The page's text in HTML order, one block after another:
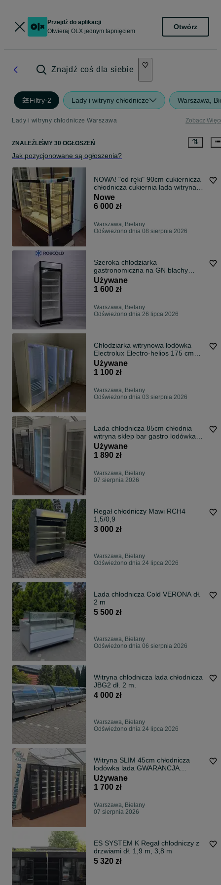
Przejdź do aplikacji
Otwieraj OLX jednym tapnięciem
Otwórz
Znajdź coś dla siebie
Filtry·2 Lady i witryny chłodnicze Warszawa,
Lady i witryny chłodnicze Warszawa Zobacz
ZNALEŹLIŚMY 30 OGŁOSZEŃ
Jak pozycjonowane są ogłoszenia?
NOWA! "od ręki" 90cm cukiernicza
chłodnicza cukiernia lada witryna
DOSTAWA cały kraj na ciasta
lodówka cena BRUTTO
Nowe
6 000 zł
Warszawa, Bielany
Odświeżono dnia 08 sierpnia 2026
Szeroka chlodziarka
gastronomiczna na GN blachy
60/40
Używane
1 600 zł
Warszawa, Bielany
Odświeżono dnia 26 lipca 2026
Chłodziarka witrynowa lodówka
Electrolux Electro-helios 175 cm
350 l
Używane
1 100 zł
Warszawa, Bielany
Odświeżono dnia 03 sierpnia 2026
Lada chłodnicza 85cm chłodnia
witryna sklep bar gastro lodówka
DOSTAWA GWARANCJA
Używane
1 890 zł
Warszawa, Bielany
07 sierpnia 2026
Regał chłodniczy Mawi RCH4
1,5/0,9
3 000 zł
Warszawa, Bielany
Odświeżono dnia 24 lipca 2026
Lada chłodnicza Cold VERONA dł.
2 m
5 500 zł
Warszawa, Bielany
Odświeżono dnia 06 sierpnia 2026
Witryna chłodnicza lada chłodnicza
JBG2 dł. 2 m.
4 000 zł
Warszawa, Bielany
Odświeżono dnia 24 lipca 2026
Witryna SLIM 45cm chłodnicza
lodówka lada GWARANCJA
DOSTAWA kraj 48h chłodnia
chłodziarka
Używane
1 700 zł
Warszawa, Bielany
07 sierpnia 2026
ES SYSTEM K Regał chłodniczy z
drzwiami dł. 1,9 m, 3,8 m
5 320 zł